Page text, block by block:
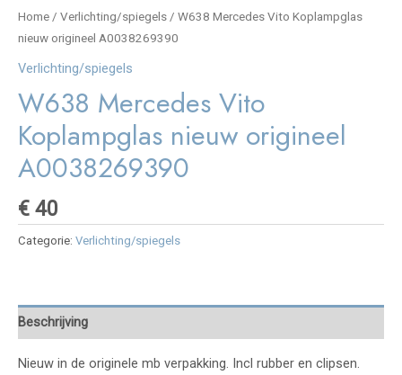
Home / Verlichting/spiegels / W638 Mercedes Vito Koplampglas
nieuw origineel A0038269390
Verlichting/spiegels
W638 Mercedes Vito
Koplampglas nieuw origineel
A0038269390
€ 40
Categorie: Verlichting/spiegels
Beschrijving
Nieuw in de originele mb verpakking. Incl rubber en clipsen.